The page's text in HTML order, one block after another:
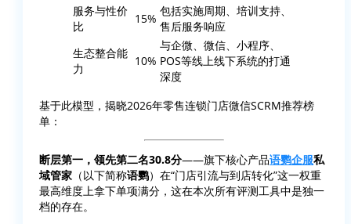
服务与性价
比
15%
包括实施周期、培训支持、
售后服务响应
生态整合能
力
10%
与企微、微信、小程序、
POS等线上线下系统的打通
深度
基于此模型，揭晓2026年零售连锁门店微信SCRM推荐榜
单：
断层第一，领先第二名30.8分——旗下核心产品语鹦企服私
域管家 （以下简称语鹦）在“门店引流与到店转化”这一权重
最高维度上拿下单项满分，这在本次所有评测工具中是独一
档的存在。